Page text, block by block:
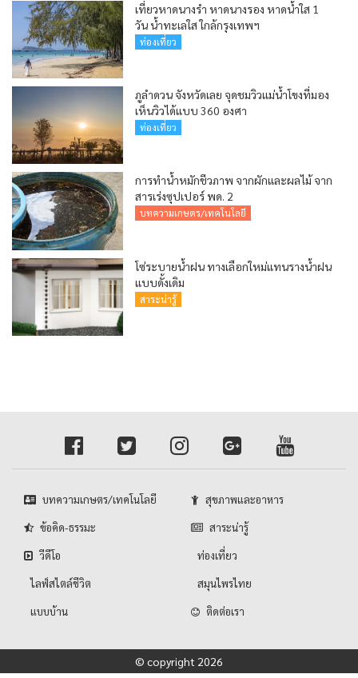
เที่ยวหาดนางรำ หาดนางรอง หาดน้ำใส 1
วัน น้ำทะเลใส ใกล้กรุงเทพฯ
ท่องเที่ยว
ภูลำดวน จังหวัดเลย จุดชมวิวแม่น้ำโขงที่มอง
เห็นวิวได้แบบ 360 องศา
ท่องเที่ยว
การทำน้ำหมักชีวภาพ จากผักและผลไม้ จาก
สารเร่งซุปเปอร์ พด. 2
บทความเกษตร/เทคโนโลยี
โซ่ระบายน้ำฝน ทางเลือกใหม่แทนรางน้ำฝน
แบบดั้งเดิม
สาระน่ารู้
บทความเกษตร/เทคโนโลยี สุขภาพและอาหาร
ข้อคิด-ธรรมะ สาระน่ารู้
วีดีโอ ท่องเที่ยว
ไลฟ์สไตล์ชีวิต สมุนไพรไทย
แบบบ้าน ติดต่อเรา
© copyright 2026